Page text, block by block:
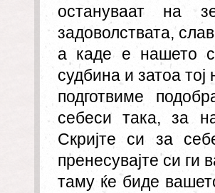
остануваат на
задоволствата,
а каде е нашето
судбина и затоа
подготвиме
себеси така, за
Скријте си за
пренесувајте си
таму ќе биде